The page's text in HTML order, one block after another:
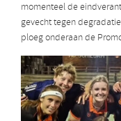
momenteel de
gevecht tegen
ploeg onderaan de